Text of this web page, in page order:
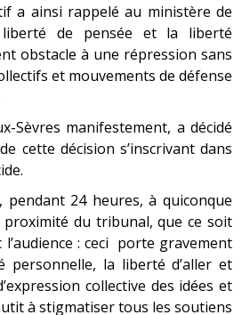
a ainsi rappelé au ministère de
de pensée et la liberté
obstacle à une répression sans
et mouvements de défense
Sèvres manifestement, a décidé
cette décision s’inscrivant dans
24 heures, à quiconque
proximité du tribunal, que ce soit
: ceci porte gravement
personnelle, la liberté d’aller et
collective des idées et
à stigmatiser tous les soutiens